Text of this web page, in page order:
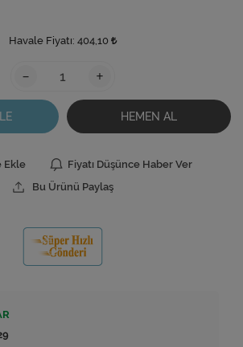
Havale Fiyatı: 404,10
- +
HEMEN AL
Ekle
Fiyatı Düşünce Haber Ver
Bu Ürünü Paylaş